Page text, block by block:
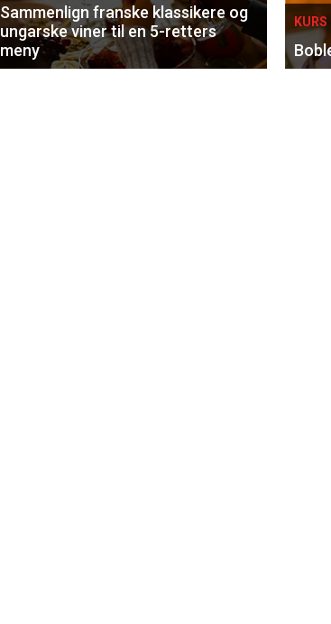
Sammenlign franske klassikere og
ungarske viner til en 5-retters
meny